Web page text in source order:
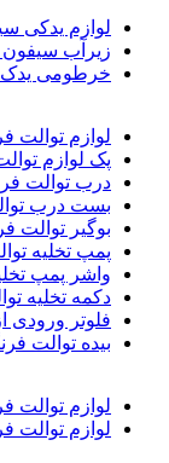
لوازم یدکی
زیرآب
خرطومی
لوازم توالت
پک لوازم
درب توالت
بست درب
بوگیر توالت
پمپ تخلیه
واشر پمپ
دکمه تخلیه
فلوتر ورودی
بیده توالت
لوازم توالت
لوازم توالت